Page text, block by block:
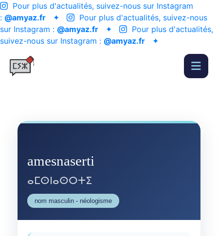
Pour plus d'actualités, suivez-nous sur Instagram
: @amyaz.fr ✦
Pour plus d'actualités, suivez-nous
sur Instagram : @amyaz.fr ✦
Pour plus d'actualités,
suivez-nous sur Instagram : @amyaz.fr ✦
amesnaserti
ⴰⵎⵙⵏⴰⵙⵔⵜⵉ
nom masculin - néologisme